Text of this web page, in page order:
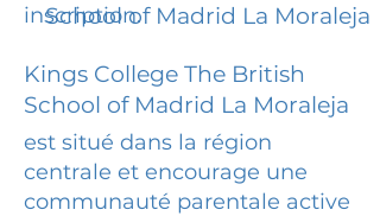
inscription.
School of Madrid La Moraleja
Kings College The British
School of Madrid La Moraleja
est situé dans la région
centrale et encourage une
communauté parentale active